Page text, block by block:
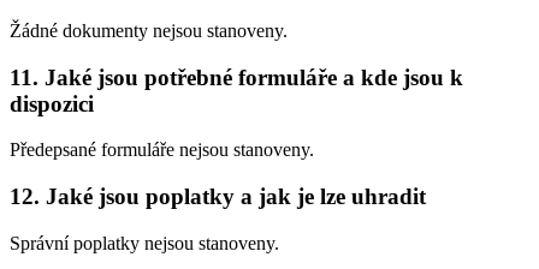
Žádné dokumenty nejsou stanoveny.
11. Jaké jsou potřebné formuláře a kde jsou k
dispozici
Předepsané formuláře nejsou stanoveny.
12. Jaké jsou poplatky a jak je lze uhradit
Správní poplatky nejsou stanoveny.